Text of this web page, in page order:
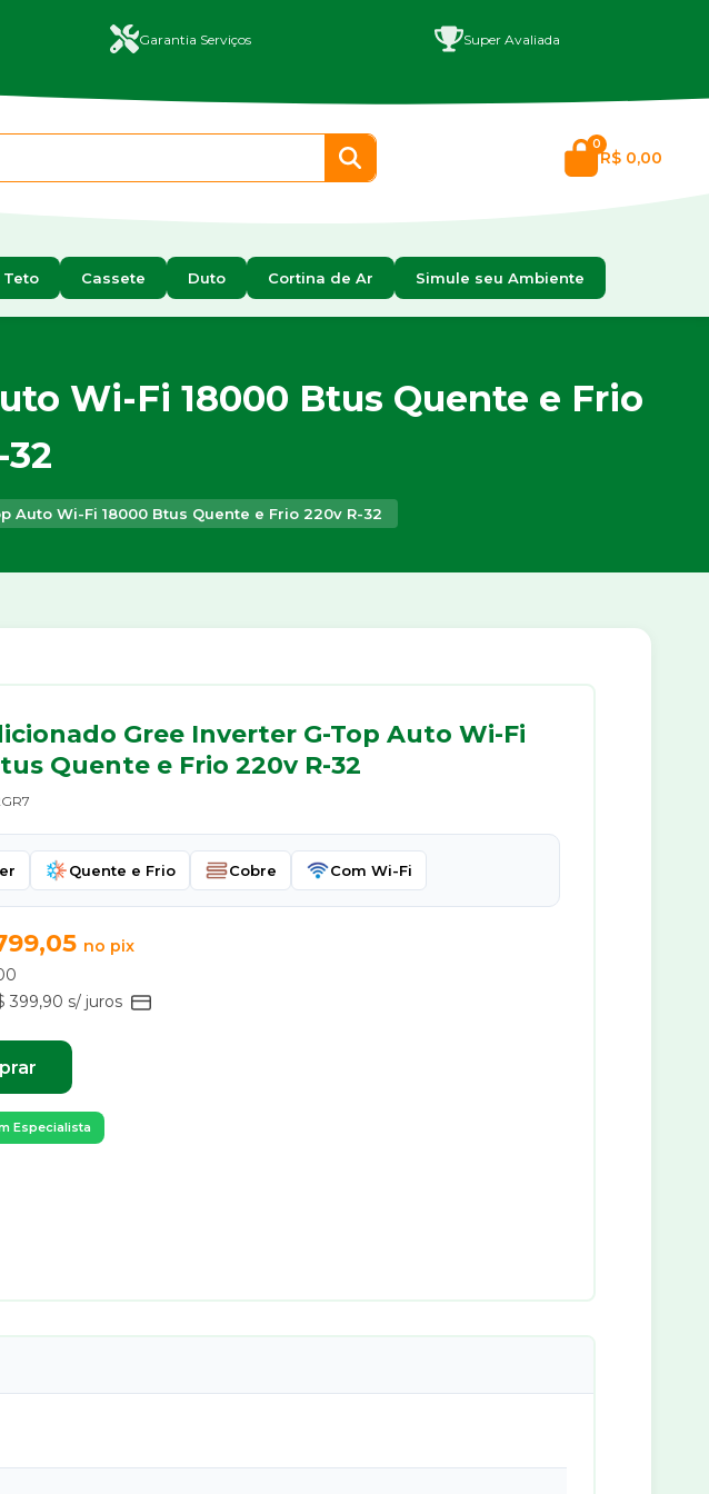
Garantia Serviços Super Avaliada
0
R$ 0,00
Teto Cassete Duto Cortina de Ar Simule seu Ambiente
Wi-Fi 18000 Btus Quente e Frio
Auto Wi-Fi 18000 Btus Quente e Frio 220v R-32
Gree Inverter G-Top Auto Wi-Fi
Quente e Frio 220v R-32
Quente e Frio Cobre Com Wi-Fi
no pix
399,90 s/ juros
Especialista